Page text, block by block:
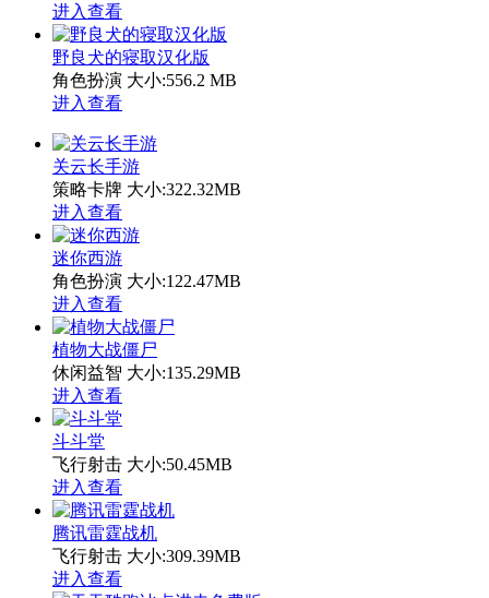
进入查看
野良犬的寝取汉化版
角色扮演 大小:556.2 MB
进入查看
关云长手游
策略卡牌 大小:322.32MB
进入查看
迷你西游
角色扮演 大小:122.47MB
进入查看
植物大战僵尸
休闲益智 大小:135.29MB
进入查看
斗斗堂
飞行射击 大小:50.45MB
进入查看
腾讯雷霆战机
飞行射击 大小:309.39MB
进入查看